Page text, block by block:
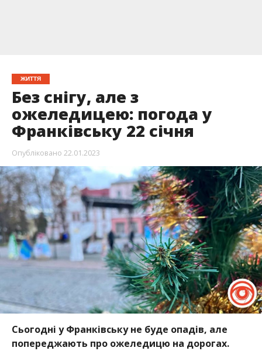
ЖИТТЯ
Без снігу, але з
ожеледицею: погода у
Франківську 22 січня
Опубліковано 22.01.2023
Сьогодні у Франківську не буде опадів, але
попереджають про ожеледицю на дорогах.